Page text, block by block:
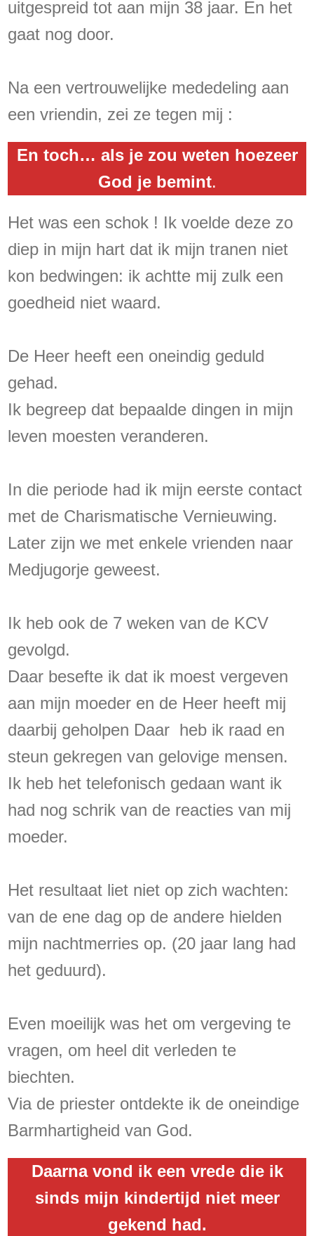
uitgespreid tot aan mijn 38 jaar. En het
gaat nog door.
Na een vertrouwelijke mededeling aan
een vriendin, zei ze tegen mij :
En toch… als je zou weten hoezeer
God je bemint.
Het was een schok ! Ik voelde deze zo
diep in mijn hart dat ik mijn tranen niet
kon bedwingen: ik achtte mij zulk een
goedheid niet waard.
De Heer heeft een oneindig geduld
gehad.
Ik begreep dat bepaalde dingen in mijn
leven moesten veranderen.
In die periode had ik mijn eerste contact
met de Charismatische Vernieuwing.
Later zijn we met enkele vrienden naar
Medjugorje geweest.
Ik heb ook de 7 weken van de KCV
gevolgd.
Daar besefte ik dat ik moest vergeven
aan mijn moeder en de Heer heeft mij
daarbij geholpen Daar heb ik raad en
steun gekregen van gelovige mensen.
Ik heb het telefonisch gedaan want ik
had nog schrik van de reacties van mij
moeder.
Het resultaat liet niet op zich wachten:
van de ene dag op de andere hielden
mijn nachtmerries op. (20 jaar lang had
het geduurd).
Even moeilijk was het om vergeving te
vragen, om heel dit verleden te
biechten.
Via de priester ontdekte ik de oneindige
Barmhartigheid van God.
Daarna vond ik een vrede die ik
sinds mijn kindertijd niet meer
gekend had.